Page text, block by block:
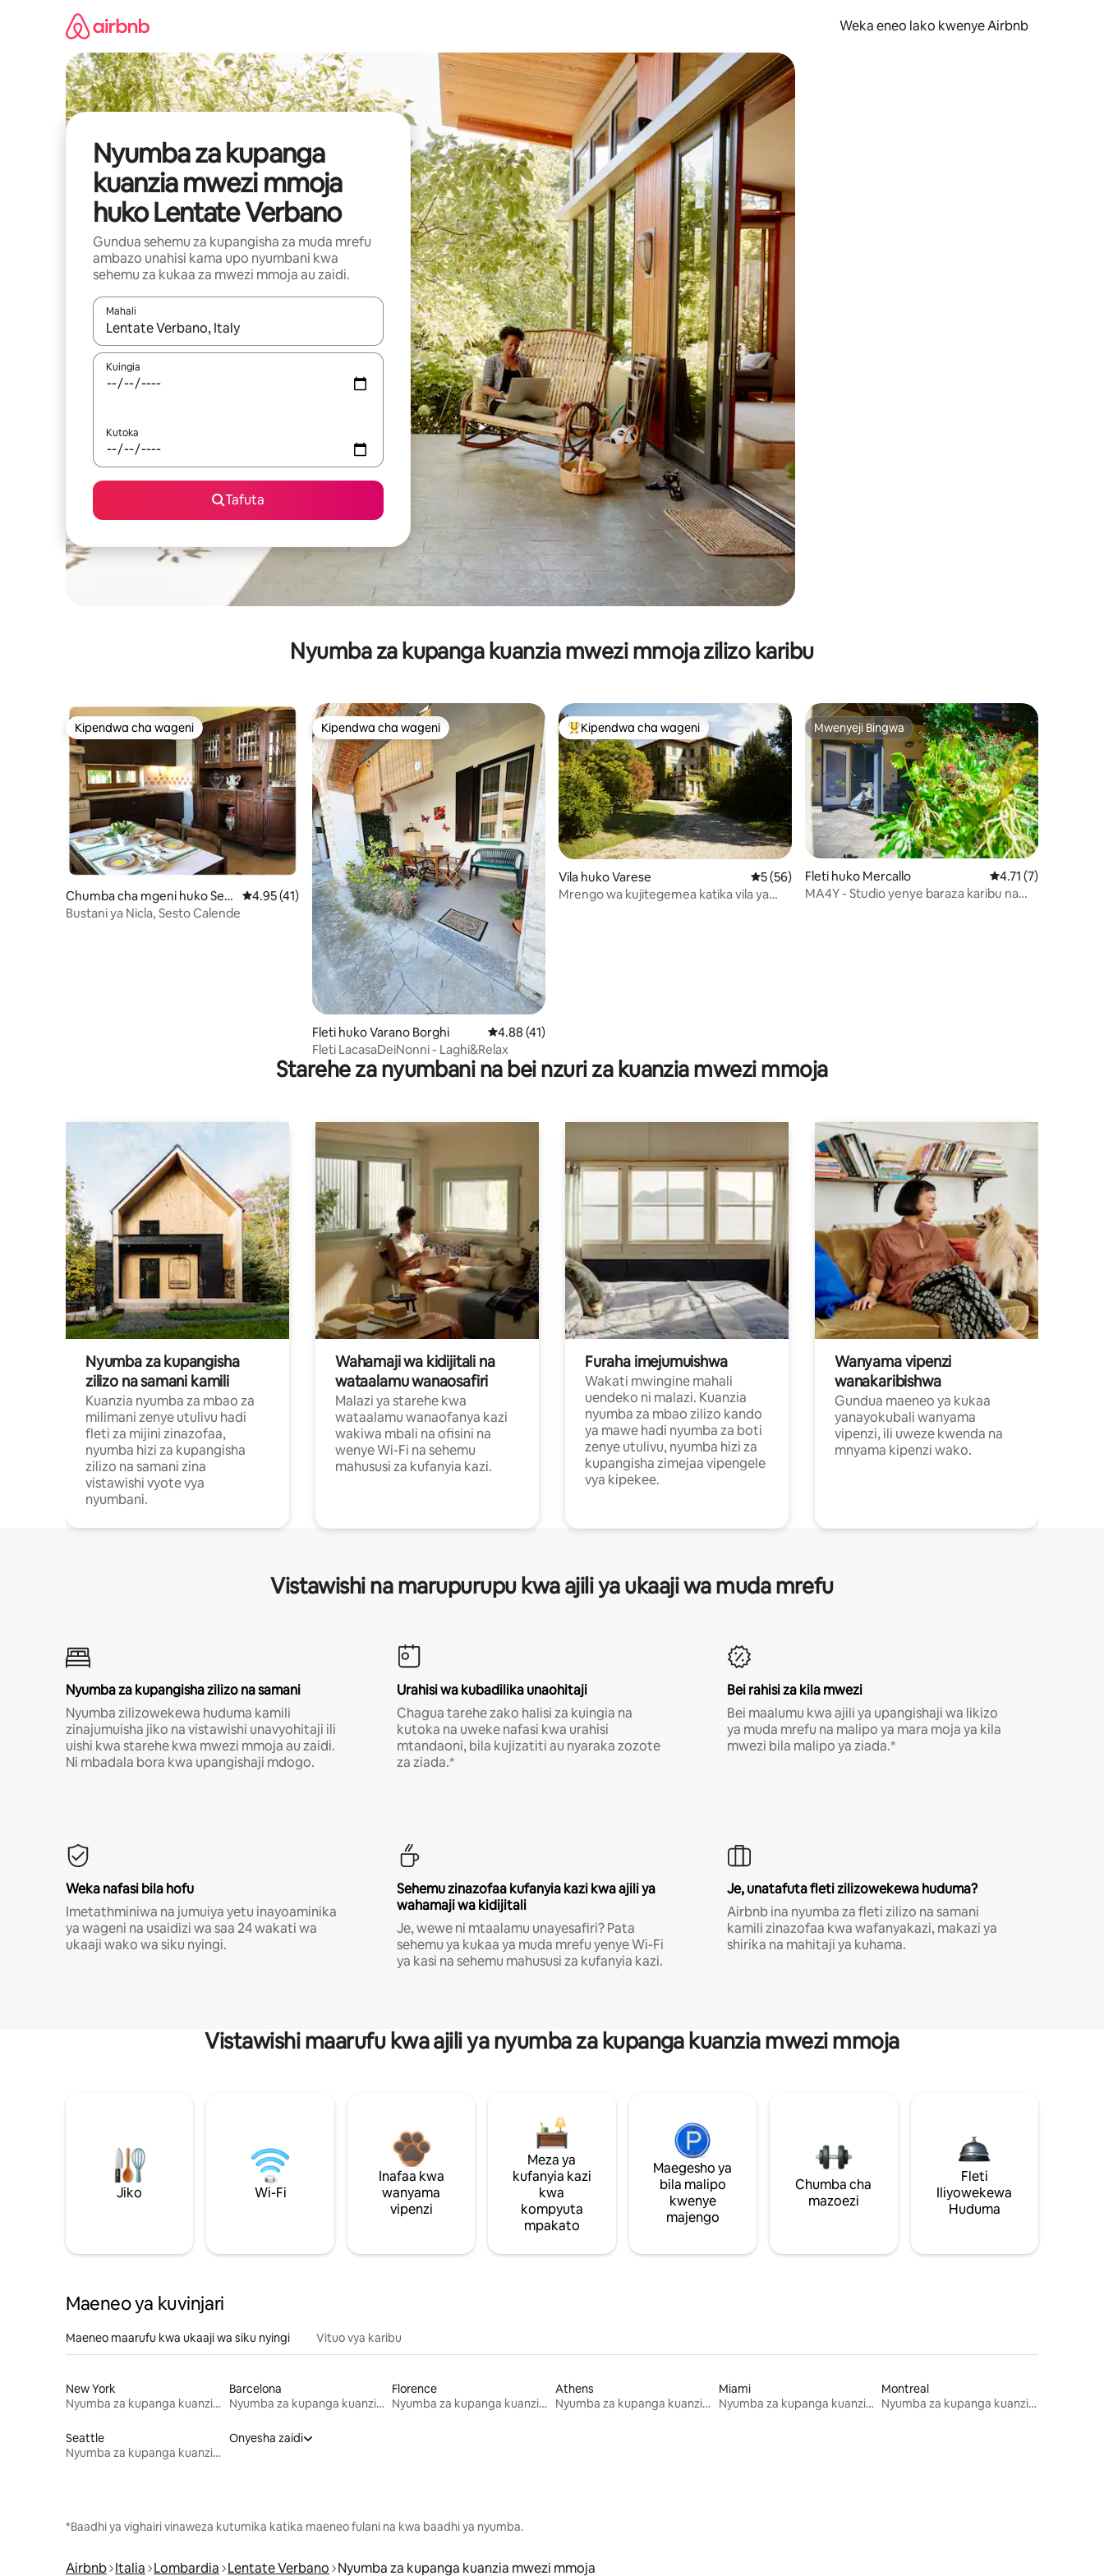
Weka eneo lako kwenye Airbnb
Nyumba za kupanga
kuanzia mwezi mmoja
huko Lentate Verbano
Gundua sehemu za kupangisha za muda mrefu
ambazo unahisi kama upo nyumbani kwa
sehemu za kukaa za mwezi mmoja au zaidi.
Mahali
Wakati matokeo yanapatikana, vinjari kwa kutumia vitufe vya vishale vya juu na chini au uchunguze kwa kugusa au kutelezesha kidole kwenye ishara.
Kuingia
Kutoka
Tafuta
Nyumba za kupanga kuanzia mwezi mmoja zilizo karibu
Kipendwa cha wageni
Kipendwa cha wageni
Chumba cha mgeni huko Sest
o Calende
Ukadiriaji wa wastani wa 4.95 kati ya 5, tathmini 41
4.95 (41)
Bustani ya Nicla, Sesto Calende
Kipendwa cha wageni
Kipendwa cha wageni
Fleti huko Varano Borghi Ukadiriaji wa wastani wa 4.88 kati ya 5, tathmini 41
4.88 (41)
Fleti LacasaDeiNonni - Laghi&Relax
Kipendwa maarufu cha wageni
Kipendwa cha wageni
Vila huko Varese Ukadiriaji wa wastani wa 5 kati ya 5, tathmini 56
5 (56)
Mrengo wa kujitegemea katika vila ya
Mwenyeji Bingwa
Mwenyeji Bingwa
Fleti huko Mercallo Ukadiriaji wa
4.71 (7)
MA4Y - Studio yenye baraza karibu na
Starehe za nyumbani na bei nzuri za kuanzia mwezi mmoja
Nyumba za kupangisha
zilizo na samani kamili
Kuanzia nyumba za mbao za
milimani zenye utulivu hadi
fleti za mijini zinazofaa,
nyumba hizi za kupangisha
zilizo na samani zina
vistawishi vyote vya
nyumbani.
Wahamaji wa kidijitali na
wataalamu wanaosafiri
Malazi ya starehe kwa
wataalamu wanaofanya kazi
wakiwa mbali na ofisini na
wenye Wi-Fi na sehemu
mahususi za kufanyia kazi.
Furaha imejumuishwa
Wakati mwingine mahali
uendeko ni malazi. Kuanzia
nyumba za mbao zilizo kando
ya mawe hadi nyumba za boti
zenye utulivu, nyumba hizi za
kupangisha zimejaa vipengele
vya kipekee.
Wanyama vipenzi
wanakaribishwa
Gundua maeneo ya kukaa
yanayokubali wanyama
vipenzi, ili uweze kwenda na
mnyama kipenzi wako.
Vistawishi na marupurupu kwa ajili ya ukaaji wa muda mrefu
Nyumba za kupangisha zilizo na samani
Nyumba zilizowekewa huduma kamili
zinajumuisha jiko na vistawishi unavyohitaji ili
uishi kwa starehe kwa mwezi mmoja au zaidi.
Ni mbadala bora kwa upangishaji mdogo.
Urahisi wa kubadilika unaohitaji
Chagua tarehe zako halisi za kuingia na
kutoka na uweke nafasi kwa urahisi
mtandaoni, bila kujizatiti au nyaraka zozote
za ziada.*
Bei rahisi za kila mwezi
Bei maalumu kwa ajili ya upangishaji wa likizo
ya muda mrefu na malipo ya mara moja ya kila
mwezi bila malipo ya ziada.*
Weka nafasi bila hofu
Imetathminiwa na jumuiya yetu inayoaminika
ya wageni na usaidizi wa saa 24 wakati wa
ukaaji wako wa siku nyingi.
Sehemu zinazofaa kufanyia kazi kwa ajili ya
wahamaji wa kidijitali
Je, wewe ni mtaalamu unayesafiri? Pata
sehemu ya kukaa ya muda mrefu yenye Wi-Fi
ya kasi na sehemu mahususi za kufanyia kazi.
Je, unatafuta fleti zilizowekewa huduma?
Airbnb ina nyumba za fleti zilizo na samani
kamili zinazofaa kwa wafanyakazi, makazi ya
shirika na mahitaji ya kuhama.
Vistawishi maarufu kwa ajili ya nyumba za kupanga kuanzia mwezi mmoja
Jiko Wi-Fi
Inafaa kwa
wanyama
vipenzi
Meza ya
kufanyia kazi
kwa
kompyuta
mpakato
Maegesho ya
bila malipo
kwenye
majengo
Chumba cha
mazoezi
Fleti
Iliyowekewa
Huduma
Maeneo ya kuvinjari
Maeneo maarufu kwa ukaaji wa siku nyingi Vituo vya karibu
New York
Nyumba za kupanga kuanzia mwezi mmoja
Barcelona
Nyumba za kupanga kuanzia mwezi mmoja
Florence
Nyumba za kupanga kuanzia mwezi mmoja
Athens
Nyumba za kupanga kuanzia mwezi mmoja
Miami
Nyumba za kupanga kuanzia mwezi mmoja
Montreal
Nyumba za kupanga kuanzia mwezi mmoja
Seattle
Nyumba za kupanga kuanzia mwezi mmoja
Onyesha zaidi
*Baadhi ya vighairi vinaweza kutumika katika maeneo fulani na kwa baadhi ya nyumba.
Airbnb Italia Lombardia Lentate Verbano Nyumba za kupanga kuanzia mwezi mmoja